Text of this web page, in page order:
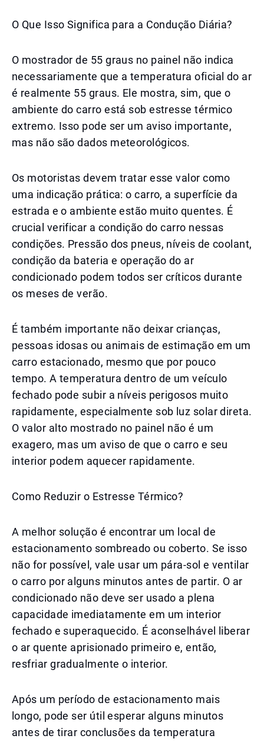
O Que Isso Significa para a Condução Diária?
O mostrador de 55 graus no painel não indica
necessariamente que a temperatura oficial do ar
é realmente 55 graus. Ele mostra, sim, que o
ambiente do carro está sob estresse térmico
extremo. Isso pode ser um aviso importante,
mas não são dados meteorológicos.
Os motoristas devem tratar esse valor como
uma indicação prática: o carro, a superfície da
estrada e o ambiente estão muito quentes. É
crucial verificar a condição do carro nessas
condições. Pressão dos pneus, níveis de coolant,
condição da bateria e operação do ar
condicionado podem todos ser críticos durante
os meses de verão.
É também importante não deixar crianças,
pessoas idosas ou animais de estimação em um
carro estacionado, mesmo que por pouco
tempo. A temperatura dentro de um veículo
fechado pode subir a níveis perigosos muito
rapidamente, especialmente sob luz solar direta.
O valor alto mostrado no painel não é um
exagero, mas um aviso de que o carro e seu
interior podem aquecer rapidamente.
Como Reduzir o Estresse Térmico?
A melhor solução é encontrar um local de
estacionamento sombreado ou coberto. Se isso
não for possível, vale usar um pára-sol e ventilar
o carro por alguns minutos antes de partir. O ar
condicionado não deve ser usado a plena
capacidade imediatamente em um interior
fechado e superaquecido. É aconselhável liberar
o ar quente aprisionado primeiro e, então,
resfriar gradualmente o interior.
Após um período de estacionamento mais
longo, pode ser útil esperar alguns minutos
antes de tirar conclusões da temperatura